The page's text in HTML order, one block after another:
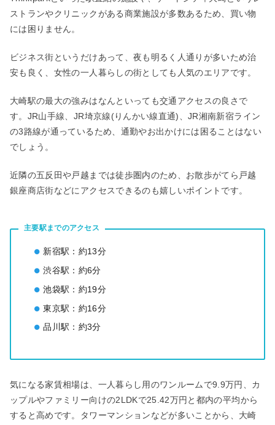
ストランやクリニックがある商業施設が多数あるため、買い物
には困りません。
ビジネス街というだけあって、夜も明るく人通りが多いため治
安も良く、女性の一人暮らしの街としても人気のエリアです。
大崎駅の最大の強みはなんといっても交通アクセスの良さで
す。JR山手線、JR埼京線(りんかい線直通)、JR湘南新宿ライン
の3路線が通っているため、通勤やお出かけには困ることはない
でしょう。
近隣の五反田や戸越までは徒歩圏内のため、お散歩がてら戸越
銀座商店街などにアクセスできるのも嬉しいポイントです。
主要駅までのアクセス
新宿駅：約13分
渋谷駅：約6分
池袋駅：約19分
東京駅：約16分
品川駅：約3分
気になる家賃相場は、一人暮らし用のワンルームで9.9万円、カ
ップルやファミリー向けの2LDKで25.42万円と都内の平均から
すると高めです。タワーマンションなどが多いことから、大崎